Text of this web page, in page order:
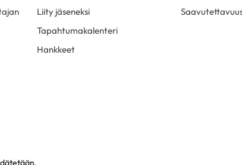
Liity jäseneksi
Tapahtumakalenteri
Hankkeet